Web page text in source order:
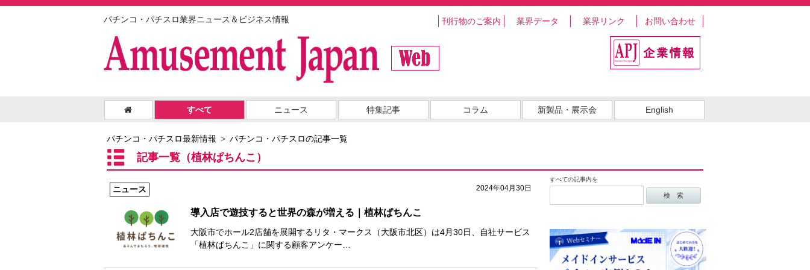
パチンコ・パチスロ業界ニュース＆ビジネス情報 刊行物のご案内 業界データ 業界リンク お問い合わせ
すべて ニュース 特集記事 コラム 新製品・展示会 English
パチンコ・パチスロ最新情報 パチンコ・パチスロの記事一覧
記事一覧（植林ぱちんこ）
すべての記事内を
2024年04月30日
ニュース
導入店で遊技すると世界の森が増える｜植林ぱちんこ
大阪市でホール2店舗を展開するリタ・マークス（大阪市北区）は4月30日、自社サービス
「植林ぱちんこ」に関する顧客アンケー…